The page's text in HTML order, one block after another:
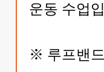
운동 수업
※ 루프밴